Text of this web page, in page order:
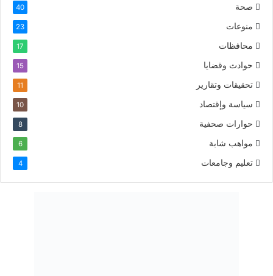
صحة 40
منوعات 23
محافظات 17
حوادث وقضايا 15
تحقيقات وتقارير 11
سياسة وإقتصاد 10
حوارات صحفية 8
مواهب شابة 6
تعليم وجامعات 4